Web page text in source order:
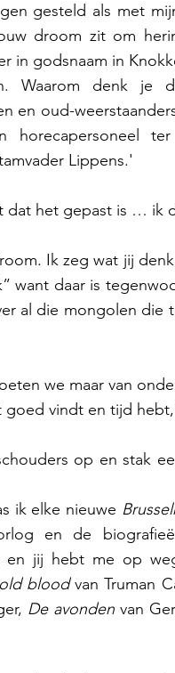
gesteld als met
droom zit om
in godsnaam in
Waarom denk je
en oud-
horecapersoneel
Lippens.'
dat het gepast is … ik
Ik zeg wat jij
want daar is
al die mongolen die
we maar van
goed vindt en tijd hebt,
op en stak
ik elke nieuwe
en de
en jij hebt me op
blood van Truman
De avonden van